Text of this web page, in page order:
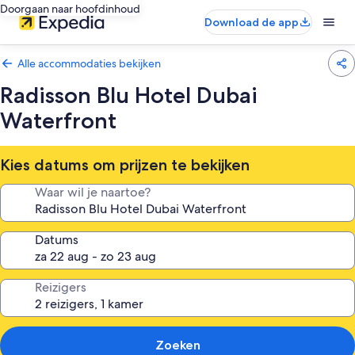
Doorgaan naar hoofdinhoud
Download de app
Alle accommodaties bekijken
Radisson Blu Hotel Dubai
Waterfront
Kies datums om prijzen te bekijken
Waar wil je naartoe?
Datums
Reizigers
Zoeken